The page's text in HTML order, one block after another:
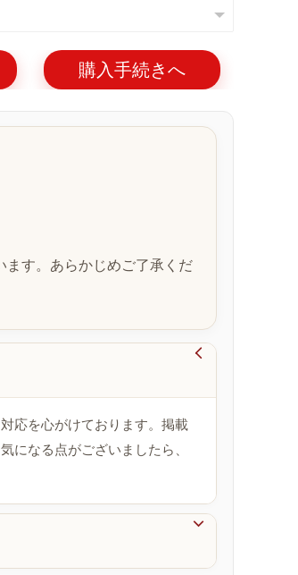
購入手続きへ
ます。あらかじめご了承くだ

応を心がけております。掲載
になる点がございましたら、
